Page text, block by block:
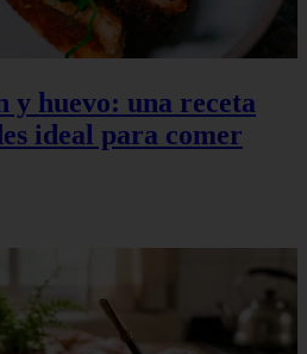
y huevo: una receta
ideal para comer